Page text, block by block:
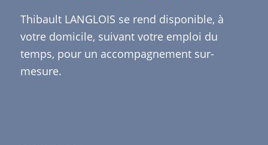
Thibault LANGLOIS se rend disponible, à
votre domicile, suivant votre emploi du
temps, pour un accompagnement sur-
mesure.